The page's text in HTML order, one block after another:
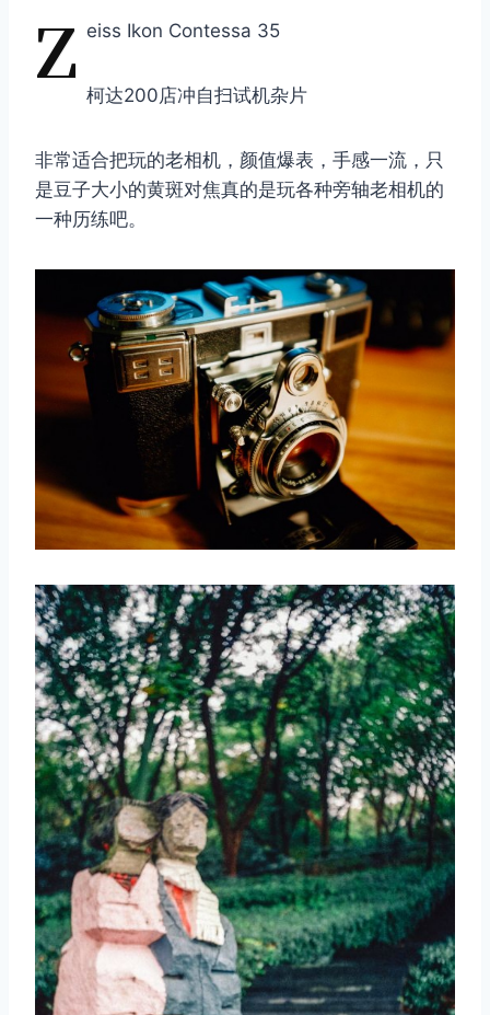
Z eiss Ikon Contessa 35
柯达200店冲自扫试机杂片
非常适合把玩的老相机，颜值爆表，手感一流，只
是豆子大小的黄斑对焦真的是玩各种旁轴老相机的
一种历练吧。